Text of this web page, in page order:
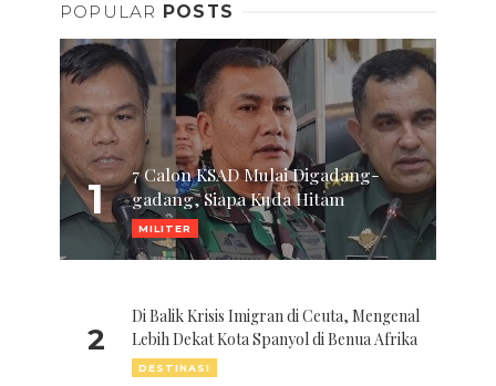
POPULAR POSTS
1
7 Calon KSAD Mulai Digadang-
gadang, Siapa Kuda Hitam
MILITER
2
Di Balik Krisis Imigran di Ceuta, Mengenal
Lebih Dekat Kota Spanyol di Benua Afrika
DESTINASI